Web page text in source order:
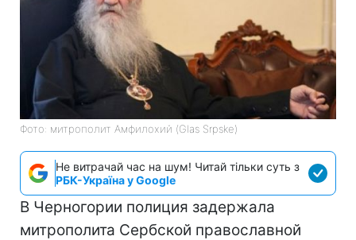
Фото: митрополит Амфилохий (Glas Srpske)
Не витрачай час на шум! Читай тільки суть з
РБК-Україна у Google
В Черногории полиция задержала
митрополита Сербской православной